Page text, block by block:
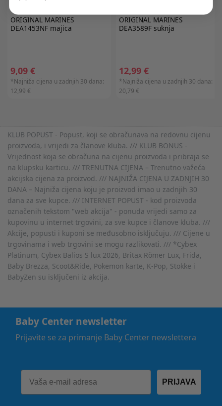
ORIGINAL MARINES
DEA1453NF majica
9,09 €
*Najniža cijena u zadnjih 30 dana:
12,99 €
ORIGINAL MARINES
DEA3589F suknja
12,99 €
*Najniža cijena u zadnjih 30 dana:
20,79 €
KLUB POPUST - Popust, koji se obračunava na redovnu cijenu
proizvoda, i vrijedi za članove kluba. /// KLUB BONUS -
Vrijednost koja se obračuna na cijenu proizvoda i pribraja se
na klupsku karticu. /// TRENUTNA CIJENA – Trenutno važeća
akcijska cijena za proizvod. /// NAJNIŽA CIJENA U ZADNJIH 30
DANA – Najniža cijena koju je proizvod imao u zadnjih 30
dana za sve kupce. /// INTERNET POPUST - kod proizvoda
označenih tekstom "web akcija" - ponuda vrijedi samo za
kupovinu u internet trgovini, za sve kupce i članove kluba. ///
Akcije, popusti i kuponi se međusobno isključuju. /// Cijene u
trgovinama i web trgovini se mogu razlikovati. /// *Cybex
Platinum, Cybex Balios S lux 2026, Britax Römer Lux, Frida,
Baby Brezza, Scoot&Ride, Pokemon karte, K-Pop, Stokke i
BabyZen su isključeni iz akcija.
Baby Center newsletter
Prijavite se za primanje Baby Center newslettera
PRIJAVA